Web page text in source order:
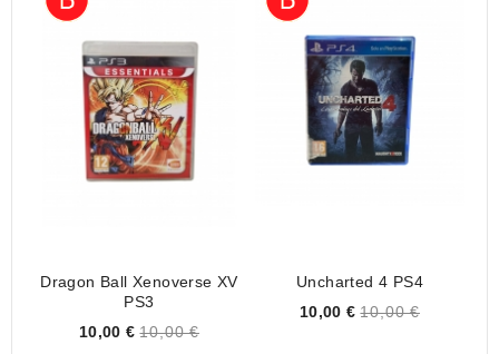
Dragon Ball Xenoverse XV
PS3
Price
10,00 € 10,00 €
Uncharted 4 PS4
Price
10,00 € 10,00 €